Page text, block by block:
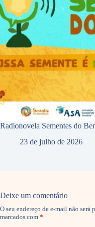
Radionovela Sementes do
23 de julho de 2026
Deixe um comentário
O seu endereço de e-mail não será
marcados com *